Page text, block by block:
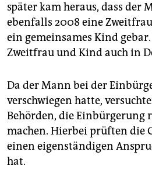
später kam heraus, dass der
ebenfalls 2008 eine
ein gemeinsames Kind
Zweitfrau und Kind auch in
Da der Mann bei der
verschwiegen hatte,
Behörden, die Einbürgerung
machen. Hierbei prüften die
einen eigenständigen
hat.